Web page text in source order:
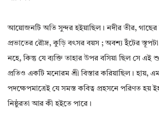
আয়োজনটি অতি সুন্দর হইয়াছিল। নদীর তীর, গাছের
প্রভাতের রৌদ্র, কুড়ি বৎসর বয়স ; অবশ্য ইঁটের
নহে, কিন্তু যে ব্যক্তি তাহার উপর বসিয়া ছিল সে
প্রতিও একটি মনোরম শ্রী বিস্তার করিয়াছিল। হায়,
পদক্ষেপমাত্রেই যে সমস্ত কবিত্ব প্রহসনে পরিণত হয়
নিষ্ঠুরতা আর কী হইতে পারে।